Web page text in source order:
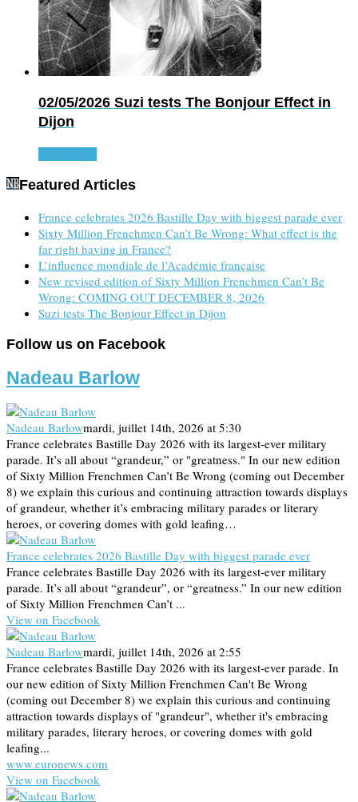
02/05/2026 Suzi tests The Bonjour Effect in
Dijon
Featured Articles
France celebrates 2026 Bastille Day with biggest parade ever
Sixty Million Frenchmen Can’t Be Wrong: What effect is the
far right having in France?
L’influence mondiale de l’Académie française
New revised edition of Sixty Million Frenchmen Can’t Be
Wrong: COMING OUT DECEMBER 8, 2026
Suzi tests The Bonjour Effect in Dijon
Follow us on Facebook
Nadeau Barlow
Nadeau Barlowmardi, juillet 14th, 2026 at 5:30
France celebrates Bastille Day 2026 with its largest-ever military
parade. It’s all about “grandeur,” or "greatness." In our new edition
of Sixty Million Frenchmen Can’t Be Wrong (coming out December
8) we explain this curious and continuing attraction towards displays
of grandeur, whether it’s embracing military parades or literary
heroes, or covering domes with gold leafing…
France celebrates 2026 Bastille Day with biggest parade ever
France celebrates Bastille Day 2026 with its largest-ever military
parade. It’s all about “grandeur”, or “greatness.” In our new edition
of Sixty Million Frenchmen Can’t ...
View on Facebook
Nadeau Barlowmardi, juillet 14th, 2026 at 2:55
France celebrates Bastille Day 2026 with its largest-ever parade. In
our new edition of Sixty Million Frenchmen Can't Be Wrong
(coming out December 8) we explain this curious and continuing
attraction towards displays of "grandeur", whether it's embracing
military parades, literary heroes, or covering domes with gold
leafing...
www.euronews.com
View on Facebook